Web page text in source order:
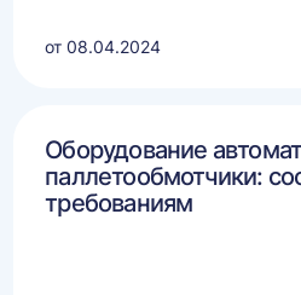
от 08.04.2024
Оборудование
паллетообмотчики:
требованиям